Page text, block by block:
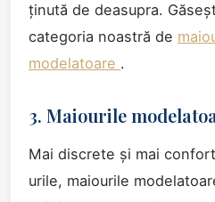
ținută de deasupra.
categoria noastră de
modelatoare .
3. Maiourile
Mai discrete și mai
urile, maiourile